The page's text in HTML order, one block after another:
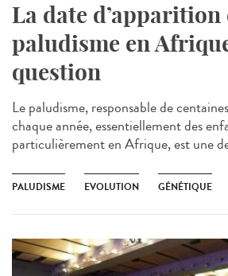
La date d’apparition
paludisme en
question
Le paludisme, responsable de
chaque année, essentiellement des
particulièrement en Afrique, est une
PALUDISME EVOLUTION GÉNÉTIQUE